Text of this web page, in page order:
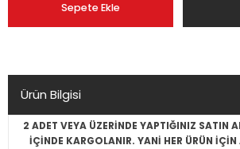
Sepete Ekle
Ürün Bilgisi
2 ADET VEYA ÜZERİNDE YAPTIĞINIZ SATIN
İÇİNDE KARGOLANIR. YANİ HER ÜRÜN